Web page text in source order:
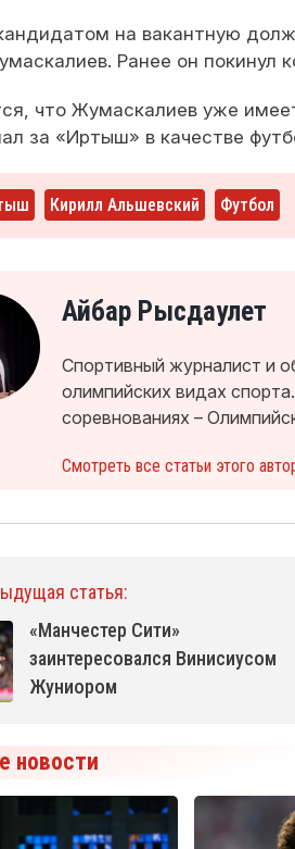
на вакантную
Ранее он покинул
что Жумаскалиев уже
за «Иртыш» в качестве
Кирилл Альшевский Футбол
Айбар Рысдаулет
Спортивный журналист и
олимпийских видах
соревнованиях –
Смотреть все статьи этого
статья:
«Манчестер Сити»
заинтересовался Винисиусом
Жуниором
новости